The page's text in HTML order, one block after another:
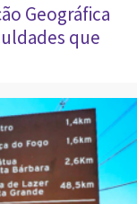
Geográfica
que